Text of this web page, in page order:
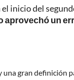
inicio del
aprovechó un
gran definición